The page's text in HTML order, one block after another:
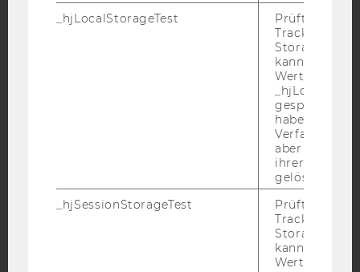
Facebook Blog
Bluesky
IMPRESSUM
BARRIEREFREIHEITSERKLÄRUNG WEBSEITE
DATENSCHUTZERKLÄRUNG SOCIAL MEDIA
_hjLocalStorageTest
Prüft, ob der
Tracking
Storage
kann. Wenn
Wert 1
haben keine
Verfallszeit,
aber fast
ihrer
gelöscht.
_hjSessionStorageTest
Prüft, ob der
Tracking
Storage
kann. Wenn
Wert von 1